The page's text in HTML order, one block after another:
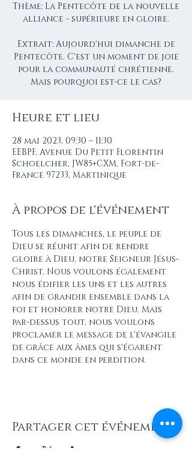
Thème: La Pentecôte de la nouvelle
alliance - supérieure en gloire.
Extrait: Aujourd'hui dimanche de
Pentecôte. C'est un moment de joie
pour la communauté chrétienne.
Mais pourquoi est-ce le cas?
Heure et lieu
28 mai 2023, 09:30 – 11:30
EEBPF, Avenue Du Petit Florentin
Schoelcher, JW85+CXM, Fort-de-
France 97233, Martinique
À propos de l'événement
Tous les dimanches, le peuple de
Dieu se réunit afin de rendre
gloire à Dieu, notre Seigneur Jésus-
Christ. Nous voulons également
nous édifier les uns et les autres
afin de grandir ensemble dans la
foi et honorer notre Dieu. Mais
par-dessus tout, nous voulons
proclamer le message de l'évangile
de grâce aux âmes qui s'égarent
dans ce monde en perdition.
Partager cet événement